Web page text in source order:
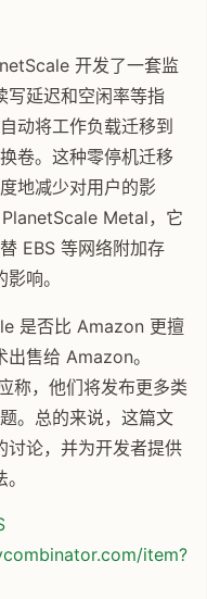
开发了一套监
写延迟和空闲率等指
动将工作负载迁移到
卷。这种零停机迁移
地减少对用户的影
Metal，它
EBS 等网络附加存
响。
是否比 Amazon 更擅
售给 Amazon。
称，他们将发布更多类
。总的来说，这篇文
讨论，并为开发者提供
item?